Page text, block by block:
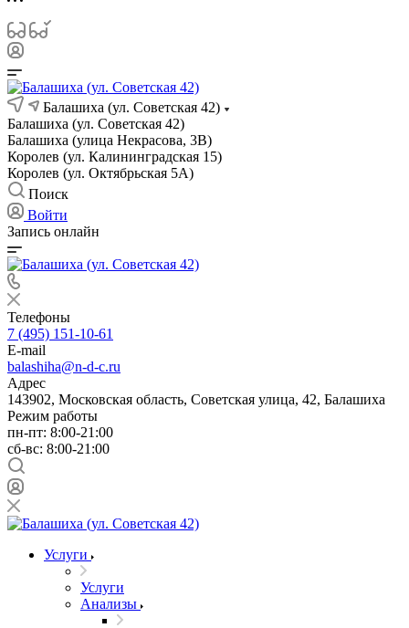
Балашиха (ул. Советская 42)
Балашиха (ул. Советская 42)
Балашиха (улица Некрасова, 3В)
Королев (ул. Калининградская 15)
Королев (ул. Октябрьская 5А)
Поиск
Войти
Запись онлайн
Телефоны
7 (495) 151-10-61
E-mail
balashiha@n-d-c.ru
Адрес
143902, Московская область, Советская улица, 42, Балашиха
Режим работы
пн-пт: 8:00-21:00
сб-вс: 8:00-21:00
Услуги
Услуги
Анализы